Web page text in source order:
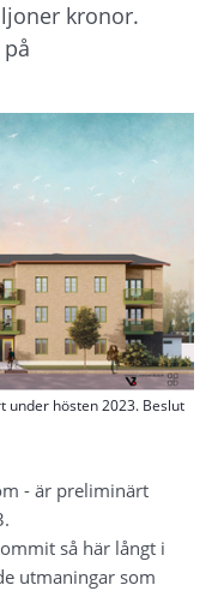
kronor.
under hösten 2023. Beslut
- är preliminärt
så här långt i
utmaningar som